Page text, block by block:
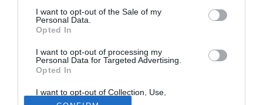
I want to opt-out of the Sale of my
Personal Data.
Opted In
I want to opt-out of processing my
Personal Data for Targeted Advertising.
Opted In
I want to opt-out of Collection, Use,
Retention, Sale, and/or Sharing of my
Alfonso Greco, allenatore dellaTorres
, sa che la
salvezza non è ancora centrata, ma manca ancora un
playout con ilBra, nonostante il successo ottenuto nella